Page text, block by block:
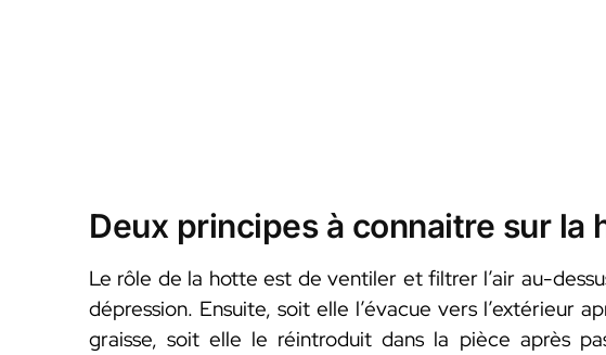
Deux principes à connaitre sur la
Le rôle de la hotte est de ventiler et filtrer l’air au-
dépression. Ensuite, soit elle l’évacue vers l’extérieur
graisse, soit elle le réintroduit dans la pièce après